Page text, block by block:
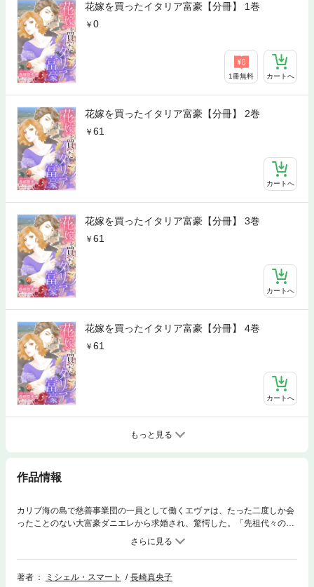
花嫁を買ったイタリア富豪【分冊】 1巻
0
1冊無料 カートへ
花嫁を買ったイタリア富豪【分冊】 2巻
61
カートへ
花嫁を買ったイタリア富豪【分冊】 3巻
61
カートへ
花嫁を買ったイタリア富豪【分冊】 4巻
61
カートへ
もっと見る
作品情報
カリブ海の島で慈善事業団の一員として働くエヴァは、たった二度しか会
ったことのない大富豪ダニエレから求婚され、驚愕した。「先祖代々の土
地を相続するため、妻が必要なんだ。交換条件として毎年300万ドルの寄
付をしよう」愛のない結婚だなんてばかげているわ。だが被災地の悲惨な
現状に日々心を痛めているエヴァは悩んだ末、この申し出を受けることに
決めた。一緒に暮らしはじめ、エヴァは思いがけない真実に気づいて動揺
著者 ミシェル・スマート
長崎真央子